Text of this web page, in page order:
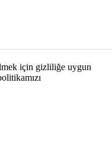
için gizliliğe uygun